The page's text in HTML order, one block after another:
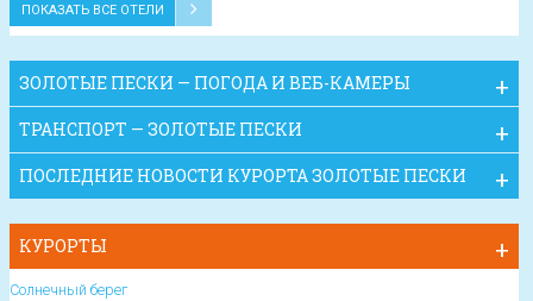
ПОКАЗАТЬ ВСЕ ОТЕЛИ
ЗОЛОТЫЕ ПЕСКИ — ПОГОДА И ВЕБ-КАМЕРЫ
ТРАНСПОРТ — ЗОЛОТЫЕ ПЕСКИ
ПОСЛЕДНИЕ НОВОСТИ КУРОРТА ЗОЛОТЫЕ ПЕСКИ
КУРОРТЫ
Солнечный берег